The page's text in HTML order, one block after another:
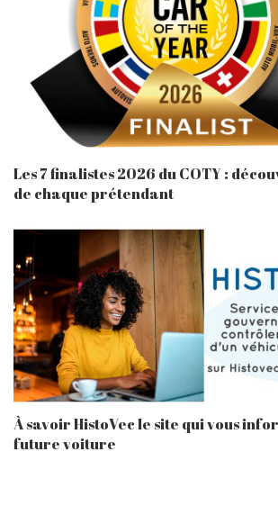
Les 7 finalistes 2026 du COTY :
de chaque prétendant
À savoir HistoVec le site qui vous
future voiture